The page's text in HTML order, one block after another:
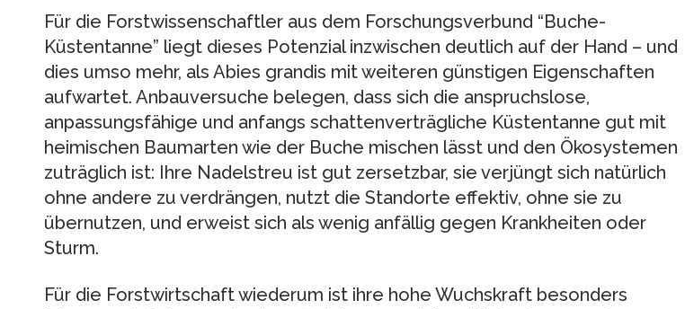
Für die Forstwissenschaftler aus dem Forschungsverbund “Buche-
Küstentanne” liegt dieses Potenzial inzwischen deutlich auf der Hand – und
dies umso mehr, als Abies grandis mit weiteren günstigen Eigenschaften
aufwartet. Anbauversuche belegen, dass sich die anspruchslose,
anpassungsfähige und anfangs schattenverträgliche Küstentanne gut mit
heimischen Baumarten wie der Buche mischen lässt und den Ökosystemen
zuträglich ist: Ihre Nadelstreu ist gut zersetzbar, sie verjüngt sich natürlich
ohne andere zu verdrängen, nutzt die Standorte effektiv, ohne sie zu
übernutzen, und erweist sich als wenig anfällig gegen Krankheiten oder
Sturm.
Für die Forstwirtschaft wiederum ist ihre hohe Wuchskraft besonders